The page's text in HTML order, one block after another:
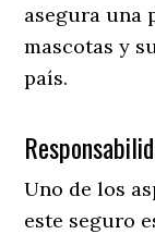
asegura una
mascotas y
país.
Uno de los
este seguro